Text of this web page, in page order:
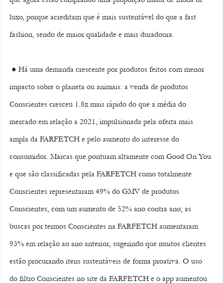
luxo, porque acreditam que é mais sustentável do que a fast
fashion, sendo de maior qualidade e mais duradoura.
impacto sobre o planeta ou animais: a venda de produtos
Conscientes cresceu 1.8x mais rápido do que a média do
mercado em relação a 2021, impulsionada pela oferta mais
ampla da FARFETCH e pelo aumento do interesse do
consumidor. Marcas que pontuam altamente com Good On You
e que são classificadas pela FARFETCH como totalmente
Conscientes representaram 49% do GMV de produtos
Conscientes, com um aumento de 52% ano contra ano; as
buscas por termos Conscientes na FARFETCH aumentaram
93% em relação ao ano anterior, sugerindo que muitos clientes
estão procurando itens sustentáveis de forma proativa. O uso
do filtro Conscientes no site da FARFETCH e o app aumentou